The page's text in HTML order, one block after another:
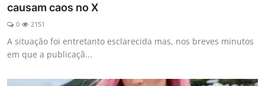
causam caos no X
0 2151
A situação foi entretanto esclarecida mas, nos breves minutos
em que a publicaçã...